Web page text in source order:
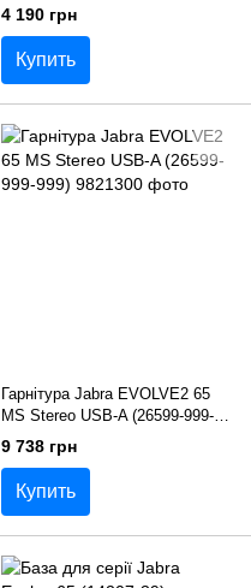
4 190 грн
Купить
Гарнітура Jabra EVOLVE2 65
MS Stereo USB-A (26599-999-
999)
9 738 грн
Купить